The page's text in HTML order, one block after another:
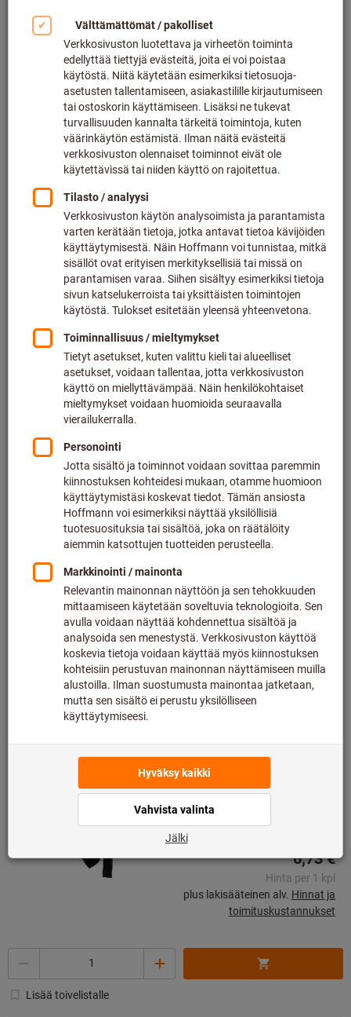
Palosuoja-alusasut (4)
Palosuojapaidat ja -kauluspaidat (4)
Hitsaussuojatakit (5)
Hitsaussuojaesiliinat (2)
Hitsaussuojadamaskit (1)
Hitsaajan suojapäähine (4)
Suodata & lajittele
Tuotteet
Hitsaajan suojaesiliina
Toimitettavissa
3 vaihtoehtoa
alkaen
47,50 €
plus lakisääteinen alv.Hinnat ja
toimituskustannukset
Mene vaihtoehtoihin
Hitsaajan huivi, tyyppi: ONE
Tuote nro.: 091439 ONE
Varastossa
6,73 €
Hinta per 1 kpl
plus lakisääteinen alv. Hinnat ja
toimituskustannukset
Lisää toivelistalle